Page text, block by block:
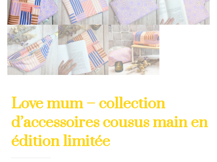
Love mum – collection
d’accessoires cousus main en
édition limitée